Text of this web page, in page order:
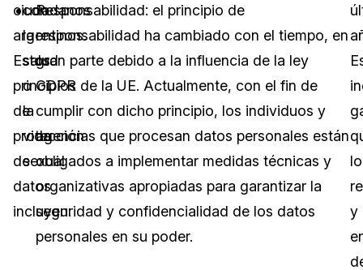
con
la
salud
o
la
vida
sexual
ciudadanos
argentinos.
Estos
principios
de
protección
de
datos
incluyen:
Responsabilidad: el principio de
responsabilidad ha cambiado con el tiempo, en
gran parte debido a la influencia de la ley
GDPR de la UE. Actualmente, con el fin de
cumplir con dicho principio, los individuos y
agencias que procesan datos personales están
obligados a implementar medidas técnicas y
organizativas apropiadas para garantizar la
seguridad y confidencialidad de los datos
personales en su poder.
y